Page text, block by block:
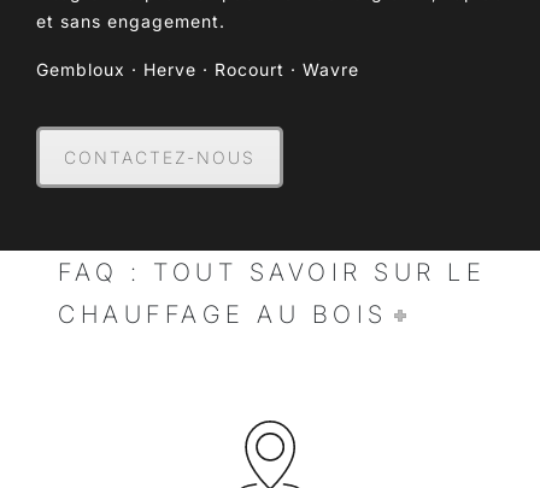
et sans engagement.
Gembloux · Herve · Rocourt · Wavre
CONTACTEZ-NOUS
FAQ : TOUT SAVOIR SUR LE
CHAUFFAGE AU BOIS